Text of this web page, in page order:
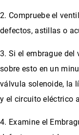
2. Compruebe el
defectos, astillas o
3. Si el embrague
sobre esto en un
válvula solenoide, la
y el circuito eléctrico
4. Examine el